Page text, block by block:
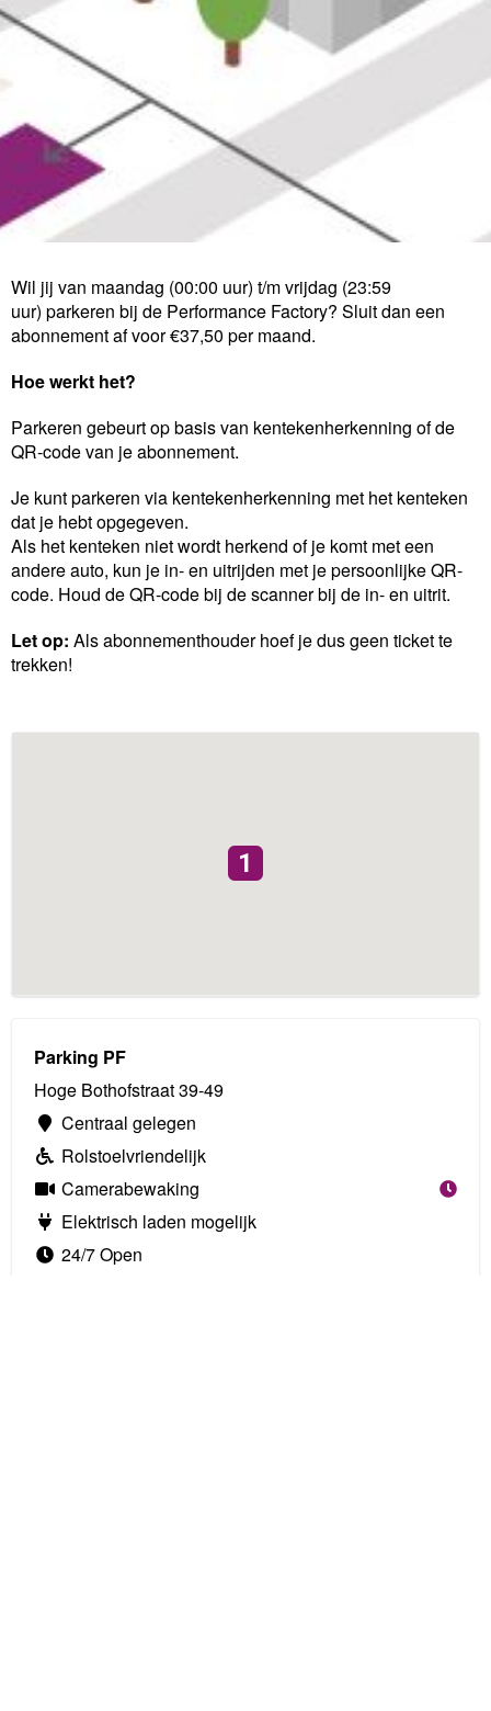
Wil jij van maandag (00:00 uur) t/m vrijdag (23:59
uur) parkeren bij de Performance Factory? Sluit dan een
abonnement af voor €37,50 per maand.
Hoe werkt het?
Parkeren gebeurt op basis van kentekenherkenning of de
QR-code van je abonnement.
Je kunt parkeren via kentekenherkenning met het kenteken
dat je hebt opgegeven.
Als het kenteken niet wordt herkend of je komt met een
andere auto, kun je in- en uitrijden met je persoonlijke QR-
code. Houd de QR-code bij de scanner bij de in- en uitrit.
Let op: Als abonnementhouder hoef je dus geen ticket te
trekken!
1
Parking PF
Hoge Bothofstraat 39-49
Centraal gelegen
Rolstoelvriendelijk
Camerabewaking
Elektrisch laden mogelijk
24/7 Open